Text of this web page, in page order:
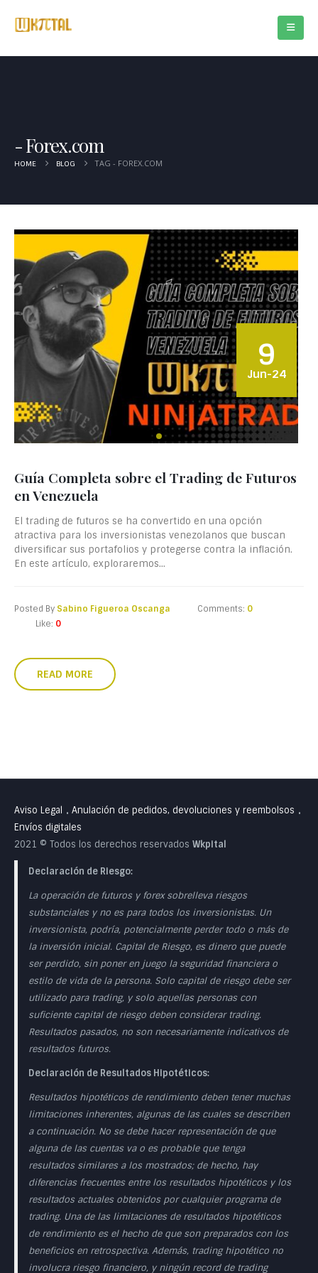
Forex.com
HOME BLOG TAG - FOREX.COM
9
Jun-24
Guía Completa sobre el Trading de Futuros
en Venezuela
El trading de futuros se ha convertido en una opción
atractiva para los inversionistas venezolanos que buscan
diversificar sus portafolios y protegerse contra la inflación.
En este artículo, exploraremos...
Posted By Sabino Figueroa Oscanga Comments: 0
Like: 0
READ MORE
Aviso Legal • Anulación de pedidos, devoluciones y reembolsos •
Envíos digitales
2021 © Todos los derechos reservados Wkpital
Declaración de Riesgo:
La operación de futuros y forex sobrelleva riesgos
substanciales y no es para todos los inversionistas. Un
inversionista, podría, potencialmente perder todo o más de
la inversión inicial. Capital de Riesgo, es dinero que puede
ser perdido, sin poner en juego la seguridad financiera o
estilo de vida de la persona. Solo capital de riesgo debe ser
utilizado para trading, y solo aquellas personas con
suficiente capital de riesgo deben considerar trading.
Resultados pasados, no son necesariamente indicativos de
resultados futuros.
Declaración de Resultados Hipotéticos:
Resultados hipotéticos de rendimiento deben tener muchas
limitaciones inherentes, algunas de las cuales se describen
a continuación. No se debe hacer representación de que
alguna de las cuentas va o es probable que tenga
resultados similares a los mostrados; de hecho, hay
diferencias frecuentes entre los resultados hipotéticos y los
resultados actuales obtenidos por cualquier programa de
trading. Una de las limitaciones de resultados hipotéticos
de rendimiento es el hecho de que son preparados con los
beneficios en retrospectiva. Además, trading hipotético no
involucra riesgo financiero, y ningún record de trading